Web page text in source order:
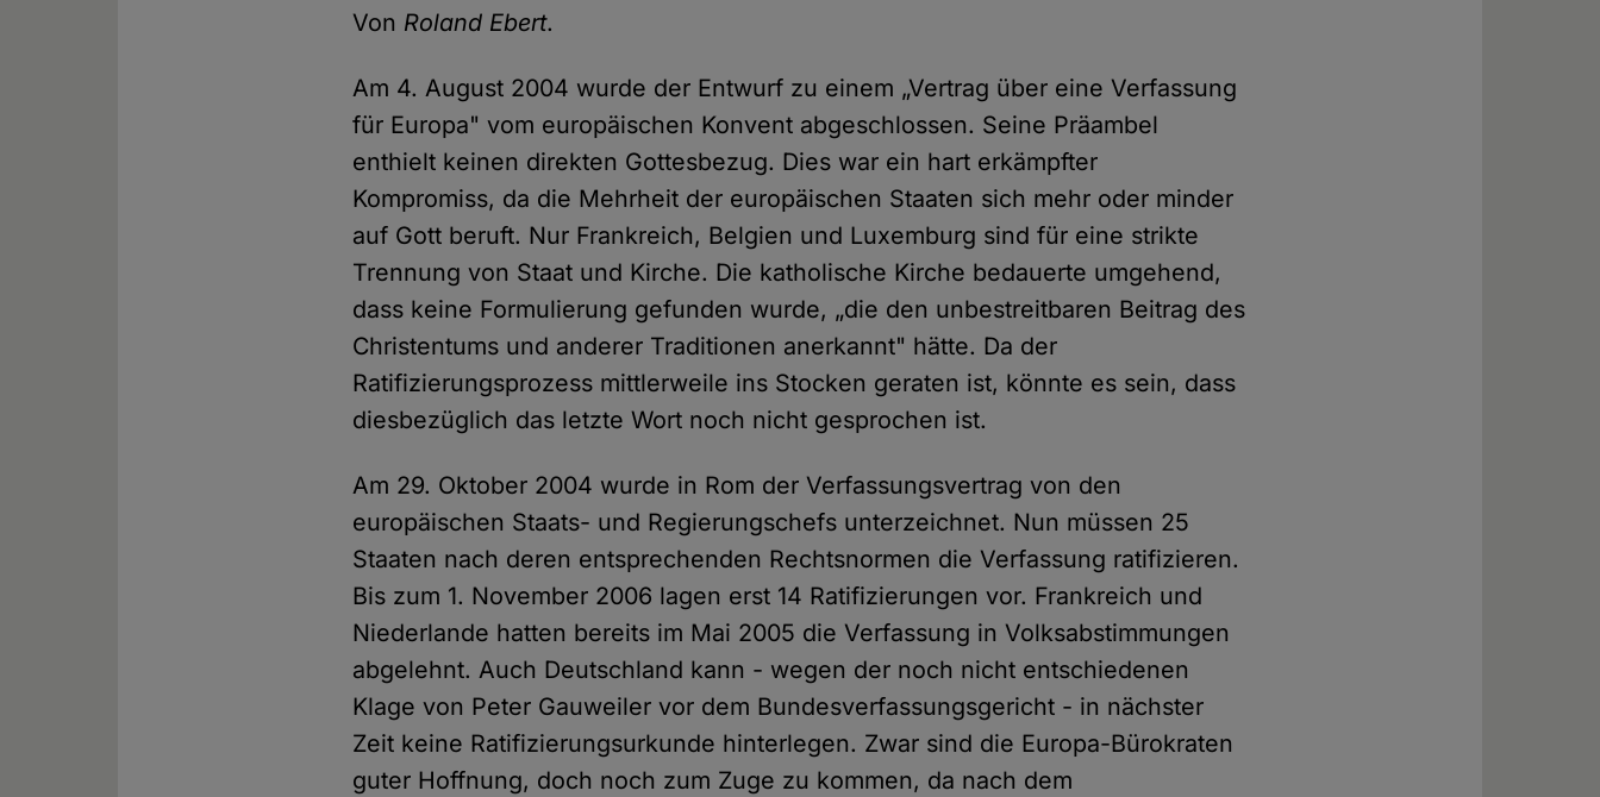
Von Roland Ebert.
Am 4. August 2004 wurde der Entwurf zu einem „Vertrag über eine Verfassung
für Europa" vom europäischen Konvent abgeschlossen. Seine Präambel
enthielt keinen direkten Gottesbezug. Dies war ein hart erkämpfter
Kompromiss, da die Mehrheit der europäischen Staaten sich mehr oder minder
auf Gott beruft. Nur Frankreich, Belgien und Luxemburg sind für eine strikte
Trennung von Staat und Kirche. Die katholische Kirche bedauerte umgehend,
dass keine Formulierung gefunden wurde, „die den unbestreitbaren Beitrag des
Christentums und anderer Traditionen anerkannt" hätte. Da der
Ratifizierungsprozess mittlerweile ins Stocken geraten ist, könnte es sein, dass
diesbezüglich das letzte Wort noch nicht gesprochen ist.
Am 29. Oktober 2004 wurde in Rom der Verfassungsvertrag von den
europäischen Staats- und Regierungschefs unterzeichnet. Nun müssen 25
Staaten nach deren entsprechenden Rechtsnormen die Verfassung ratifizieren.
Bis zum 1. November 2006 lagen erst 14 Ratifizierungen vor. Frankreich und
Niederlande hatten bereits im Mai 2005 die Verfassung in Volksabstimmungen
abgelehnt. Auch Deutschland kann - wegen der noch nicht entschiedenen
Klage von Peter Gauweiler vor dem Bundesverfassungsgericht - in nächster
Zeit keine Ratifizierungsurkunde hinterlegen. Zwar sind die Europa-Bürokraten
guter Hoffnung, doch noch zum Zuge zu kommen, da nach dem